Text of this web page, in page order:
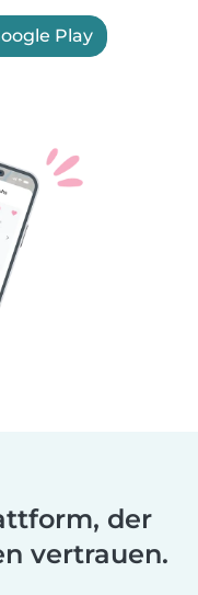
Play
der
vertrauen.